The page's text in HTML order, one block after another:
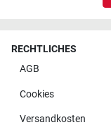
RECHTLICHES
AGB
Cookies
Versandkosten